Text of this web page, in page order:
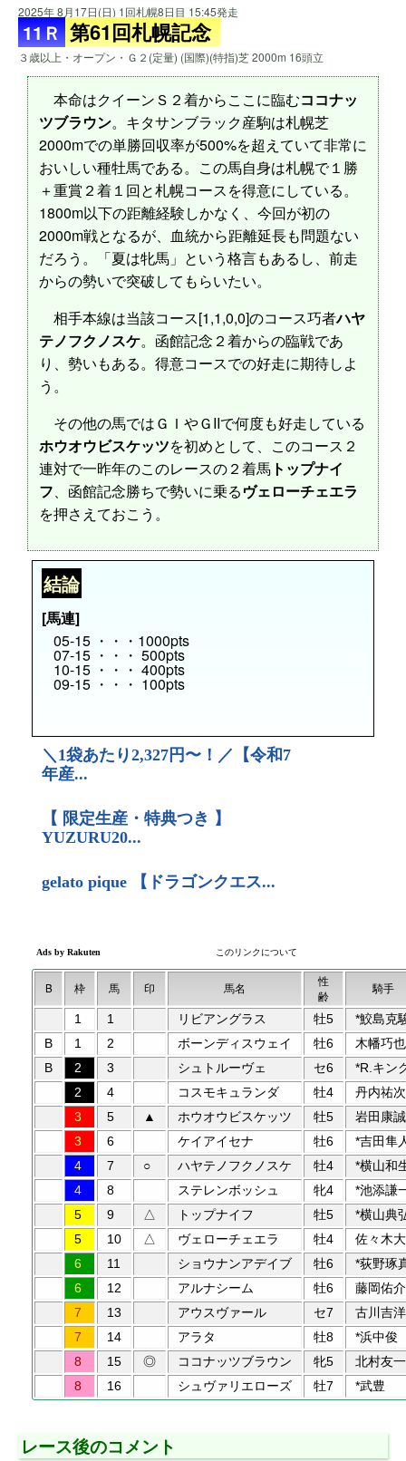
2025年 8月17日(日) 1回札幌8日目 15:45発走
11Ｒ 第61回札幌記念
３歳以上・オープン・Ｇ２(定量) (国際)(特指)芝 2000m 16頭立
本命はクイーンＳ２着からここに臨むココナッ
ツブラウン。キタサンブラック産駒は札幌芝
2000mでの単勝回収率が500%を超えていて非常に
おいしい種牡馬である。この馬自身は札幌で１勝
＋重賞２着１回と札幌コースを得意にしている。
1800m以下の距離経験しかなく、今回が初の
2000m戦となるが、血統から距離延長も問題ない
だろう。「夏は牝馬」という格言もあるし、前走
からの勢いで突破してもらいたい。
相手本線は当該コース[1,1,0,0]のコース巧者ハヤ
テノフクノスケ。函館記念２着からの臨戦であ
り、勢いもある。得意コースでの好走に期待しよ
う。
その他の馬ではＧＩやＧIIで何度も好走している
ホウオウビスケッツを初めとして、このコース２
連対で一昨年のこのレースの２着馬 トップナイ
フ、函館記念勝ちで勢いに乗るヴェローチェエラ
を押さえておこう。
結論
[馬連]
05-15 ・・・1000pts
07-15 ・・・ 500pts
10-15 ・・・ 400pts
09-15 ・・・ 100pts
B 枠 馬 印 馬名
性
齢
騎手
1 1 リビアングラス 牡5
*鮫島克
B
1 2 ボーンディスウェイ 牡6
木幡巧也
B
2 3 シュトルーヴェ セ6
*R.キン
2
4 コスモキュランダ 牡4
丹内祐次
3
5 ▲ ホウオウビスケッツ 牡5
岩田康誠
3
6 ケイアイセナ 牡6
*吉田隼
4
7 ○ ハヤテノフクノスケ 牡4
*横山和
4
8 ステレンボッシュ 牝4
*池添謙
5
9 △ トップナイフ 牡5
*横山典
5
10 △ ヴェローチェエラ 牡4
佐々木大
6
11 ショウナンアデイブ 牡6
*荻野琢
6
12 アルナシーム 牡6
藤岡佑介
7
13 アウスヴァール セ7
古川吉洋
7
14 アラタ 牡8
*浜中俊
8
15 ◎ ココナッツブラウン 牝5
北村友一
8
16 シュヴァリエローズ 牡7 *武豊
レース後のコメント